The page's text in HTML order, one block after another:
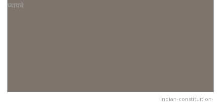
indian-constituition-